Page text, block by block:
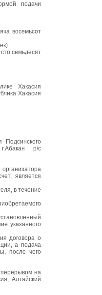
подачи
восемьсот
семьдесят
Хакасия
Хакасия
р/с
является
в течение
указанного
договора о
а подача
после чего
перерывом на
Алтайский